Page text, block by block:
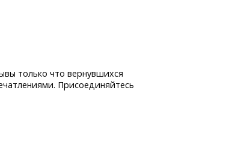
только что вернувшихся
Присоединяйтесь